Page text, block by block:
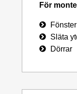
För
Fönster
Släta
Dörrar